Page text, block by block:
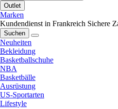
Outlet
Marken
Kundendienst in Frankreich Sichere
Suchen
Neuheiten
Bekleidung
Basketballschuhe
NBA
Basketbälle
Ausrüstung
US-Sportarten
Lifestyle